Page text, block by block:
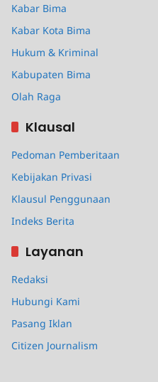
Kabar Bima
Kabar Kota Bima
Hukum & Kriminal
Kabupaten Bima
Olah Raga
Klausal
Pedoman Pemberitaan
Kebijakan Privasi
Klausul Penggunaan
Indeks Berita
Layanan
Redaksi
Hubungi Kami
Pasang Iklan
Citizen Journalism